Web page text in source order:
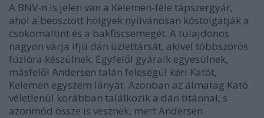
A BNV-n is jelen van a Kelemen-féle tápszergyár,
ahol a beosztott hölgyek nyilvánosan kóstolgatják a
csokomaltint és a bakfiscsemegét. A tulajdonos
nagyon várja ifjú dán üzlettársát, akivel többszörös
fúzióra készülnek. Egyfelől gyáraik egyesülnek,
másfelől Andersen talán feleségül kéri Katót,
Kelemen egyszem lányát. Azonban az álmatag Kató
véletlenül korábban találkozik a dán titánnal, s
azonmód össze is vesznek, mert Andersen